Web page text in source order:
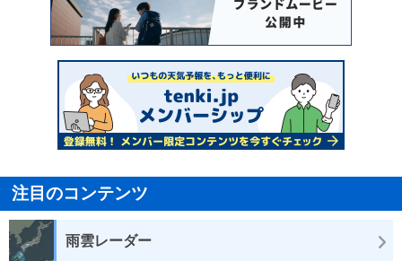
注目のコンテンツ
雨雲レーダー